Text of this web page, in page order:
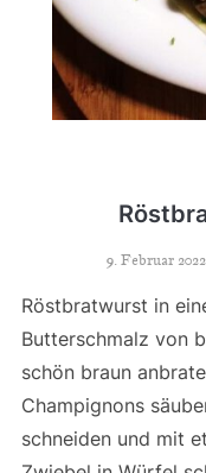
9. Februar 2022
Röstbratwurst in
Butterschmalz von
schön braun
Champignons
schneiden und mit